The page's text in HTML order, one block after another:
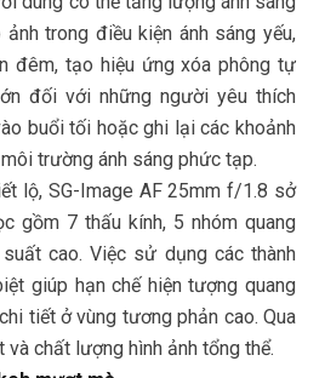
trong điều kiện ánh sáng yếu,
đêm, tạo hiệu ứng xóa phông tự
đối với những người yêu thích
buổi tối hoặc ghi lại các khoảnh
trường ánh sáng phức tạp.
lộ, SG-Image AF 25mm f/1.8 sở
gồm 7 thấu kính, 5 nhóm quang
cao. Việc sử dụng các thành
giúp hạn chế hiện tượng quang
tiết ở vùng tương phản cao. Qua
chất lượng hình ảnh tổng thể.